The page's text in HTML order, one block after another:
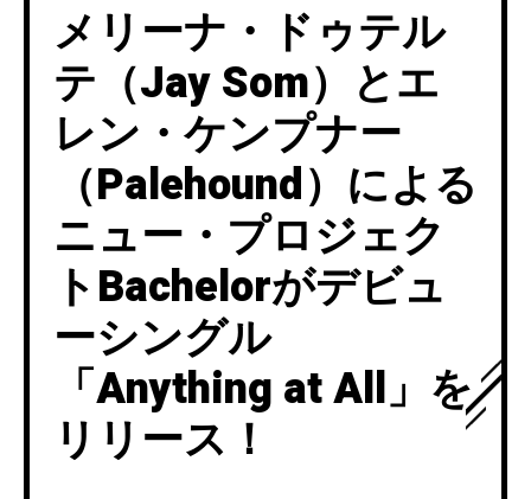
メリーナ・ドゥテル
テ（Jay Som）とエ
レン・ケンプナー
（Palehound）による
ニュー・プロジェク
トBachelorがデビュ
ーシングル
「Anything at All」を
リリース！